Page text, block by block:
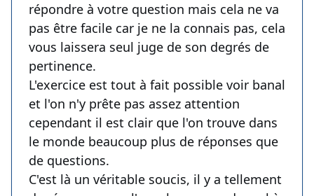
répondre à votre question mais cela ne va
pas être facile car je ne la connais pas, cela
vous laissera seul juge de son degrés de
pertinence.
L'exercice est tout à fait possible voir banal
et l'on n'y prête pas assez attention
cependant il est clair que l'on trouve dans
le monde beaucoup plus de réponses que
de questions.
C'est là un véritable soucis, il y a tellement